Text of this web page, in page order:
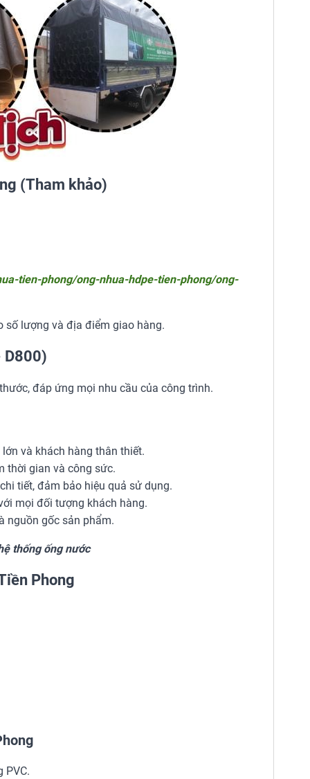
(Tham khảo)
tien-phong/ong-nhua-hdpe-tien-phong/ong-
lượng và địa điểm giao hàng.
D800)
đáp ứng mọi nhu cầu của công trình.
và khách hàng thân thiết.
thời gian và công sức.
tiết, đảm bảo hiệu quả sử dụng.
mọi đối tượng khách hàng.
nguồn gốc sản phẩm.
thống ống nước
Phong
PVC.